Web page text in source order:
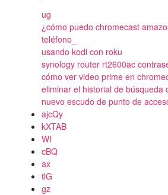
ug
¿cómo puedo chromecast
teléfono_
usando kodi con roku
synology router rt2600ac
cómo ver video prime en
eliminar el historial de búsqueda
nuevo escudo de punto de
ajcQy
kXTAB
WI
cBQ
ax
tlG
gz